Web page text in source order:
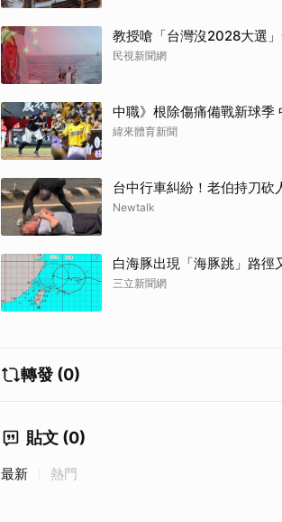
教授嗆「台灣沒2028大選
民視新聞網
中職》根除傷痛備戰新球季
緯來體育新聞
台中行車糾紛！老伯持刀砍
Newtalk
白海豚出現「海豚跳」路
三立新聞網
轉發 (0)
貼文 (0)
最新 熱門